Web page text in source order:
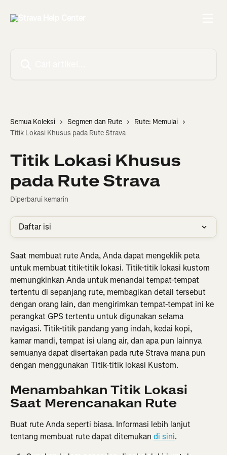
Semua Koleksi Segmen dan Rute
Rute: Memulai
Titik Lokasi Khusus pada Rute Strava
Titik Lokasi Khusus
pada Rute Strava
Diperbarui kemarin
Daftar isi
Saat membuat rute Anda, Anda dapat mengeklik peta
untuk membuat titik-titik lokasi. Titik-titik lokasi kustom
memungkinkan Anda untuk menandai tempat-tempat
tertentu di sepanjang rute, membagikan detail tersebut
dengan orang lain, dan mengirimkan tempat-tempat ini ke
perangkat GPS tertentu untuk digunakan selama
navigasi. Titik-titik pandang yang indah, kedai kopi,
kamar mandi, tempat isi ulang air, dan apa pun lainnya
semuanya dapat disertakan pada rute Strava mana pun
dengan menggunakan Titik-titik lokasi Kustom.
Menambahkan Titik Lokasi
Saat Merencanakan Rute
Buat rute Anda seperti biasa. Informasi lebih lanjut
tentang membuat rute dapat ditemukan di sini.